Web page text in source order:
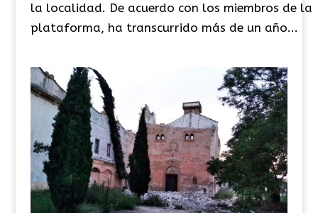
la localidad. De acuerdo con los miembros de la
plataforma, ha transcurrido más de un año...